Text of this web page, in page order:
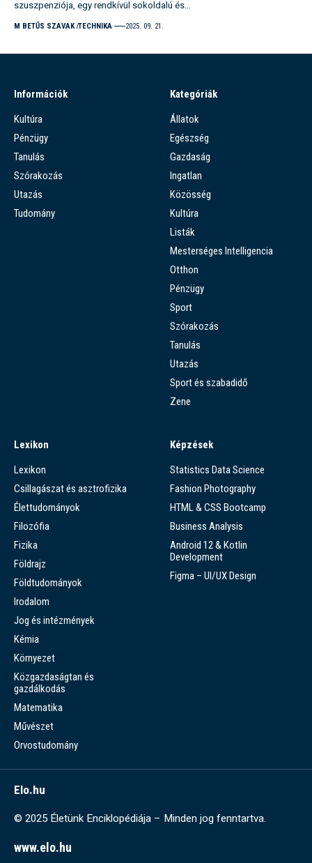
szuszpenziója, egy rendkívül sokoldalú és…
M BETŰS SZAVAK TECHNIKA 2025. 09. 21.
Információk
Kultúra
Pénzügy
Tanulás
Szórakozás
Utazás
Tudomány
Kategóriák
Állatok
Egészség
Gazdaság
Ingatlan
Közösség
Kultúra
Listák
Mesterséges Intelligencia
Otthon
Pénzügy
Sport
Szórakozás
Tanulás
Utazás
Sport és szabadidő
Zene
Lexikon
Lexikon
Csillagászat és asztrofizika
Élettudományok
Filozófia
Fizika
Földrajz
Földtudományok
Irodalom
Jog és intézmények
Kémia
Környezet
Közgazdaságtan és
gazdálkodás
Matematika
Művészet
Orvostudomány
Képzések
Statistics Data Science
Fashion Photography
HTML & CSS Bootcamp
Business Analysis
Android 12 & Kotlin
Development
Figma – UI/UX Design
Elo.hu
© 2025 Életünk Enciklopédiája – Minden jog fenntartva.
www.elo.hu